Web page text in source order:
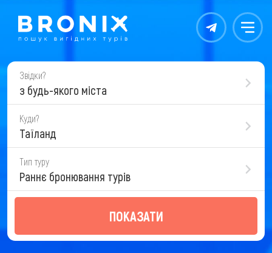
Контакты Меню
Звідки?
з будь-якого міста
Куди?
Таїланд
Тип туру
Раннє бронювання турів
ПОКАЗАТИ